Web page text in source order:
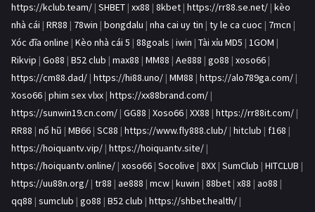
https://kclub.team/ | SHBET | xx88 | 8kbet | https://rr88.se.net/ | kèo
nhà cái | RR88 | 78win | bongdalu | nha cai uy tin | ty le ca cuoc | 7mcn |
Xóc đĩa online | Kèo nhà cái 5 | 88goals | iwin | Tài xỉu MD5 | 1GOM |
Rikvip | Go88 | B52 club | max88 | MM88 | Ae888 | go88 | xoso66 |
https://cm88.dad/ | https://hi88.uno/ | MM88 | https://alo789ga.com/ |
Xoso66 | phim sex vlxx | https://xx88brand.com/ |
https://sunwin19.cn.com/ | GG88 | Xoso66 | XX88 | https://rr88it.com/ |
RR88 | nổ hũ | MB66 | SC88 | https://www.fly888.club/ | hitclub | f168 |
https://hoiquantv.vip/ | https://hoiquantv.site/ |
https://hoiquantv.online/ | xoso66 | Socolive | 8XX | SumClub | HITCLUB |
https://uu88n.org/ | tr88 | ae888 | mcw | kuwin | 88bet | x88 | ao88 |
qq88 | sumclub | go88 | B52 club | https://shbet.health/ |